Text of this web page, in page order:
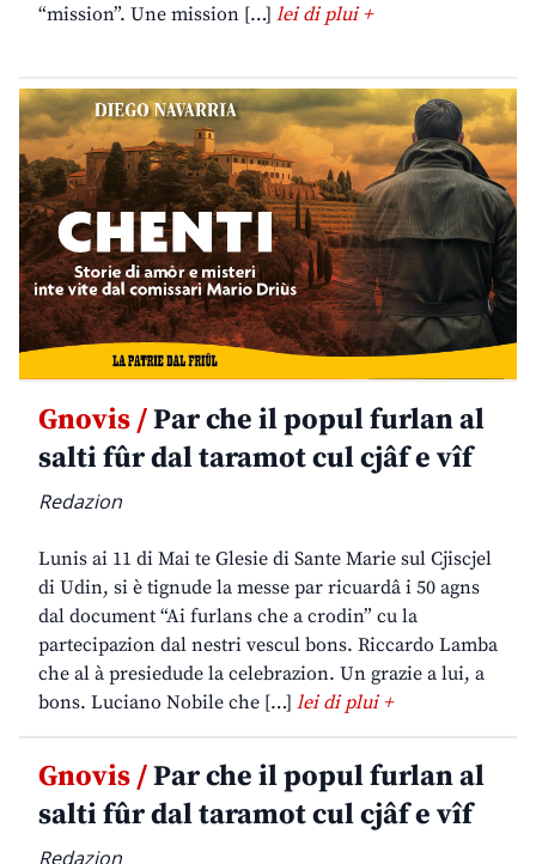
“mission”. Une mission […] lei di plui +
Gnovis /Par che il popul furlan al
salti fûr dal taramot cul cjâf e vîf
Redazion
Lunis ai 11 di Mai te Glesie di Sante Marie sul Cjiscjel
di Udin, si è tignude la messe par ricuardâ i 50 agns
dal document “Ai furlans che a crodin” cu la
partecipazion dal nestri vescul bons. Riccardo Lamba
che al à presiedude la celebrazion. Un grazie a lui, a
bons. Luciano Nobile che […] lei di plui +
Gnovis /Par che il popul furlan al
salti fûr dal taramot cul cjâf e vîf
Redazion